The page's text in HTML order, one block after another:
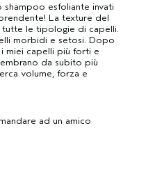
esfoliante invati
La texture del
le tipologie di capelli.
morbidi e setosi. Dopo
miei capelli più forti e
da subito più
volume, forza e
ad un amico